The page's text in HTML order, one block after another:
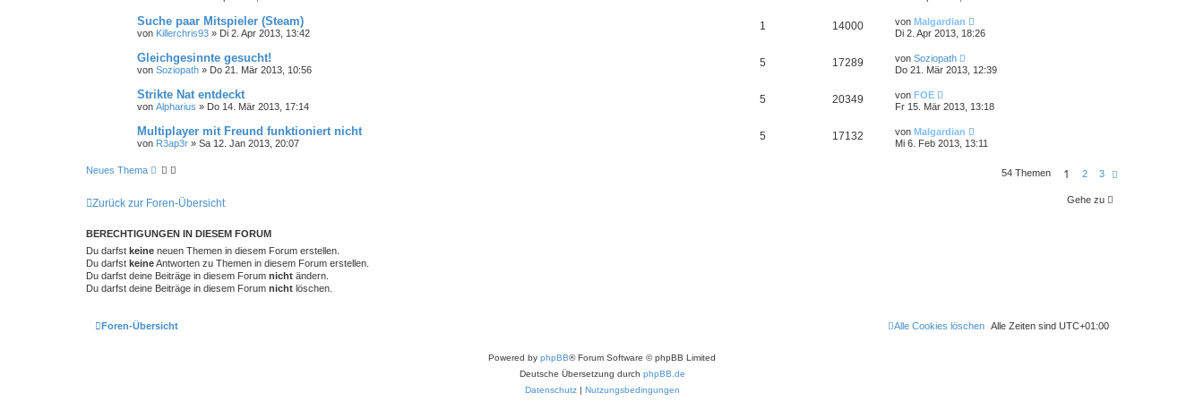
Suche paar Mitspieler (Steam)
von Killerchris93 » Di 2. Apr 2013, 13:42
1 14000 von Malgardian
Di 2. Apr 2013, 18:26
Gleichgesinnte gesucht!
von Soziopath » Do 21. Mär 2013, 10:56
5 17289 von Soziopath
Do 21. Mär 2013, 12:39
Strikte Nat entdeckt
von Alpharius » Do 14. Mär 2013, 17:14
5 20349 von FOE
Fr 15. Mär 2013, 13:18
Multiplayer mit Freund funktioniert nicht
von R3ap3r » Sa 12. Jan 2013, 20:07
5 17132 von Malgardian
Mi 6. Feb 2013, 13:11
Neues Thema 54 Themen 1 2 3
Zurück zur Foren-Übersicht Gehe zu
BERECHTIGUNGEN IN DIESEM FORUM
Du darfst keine neuen Themen in diesem Forum erstellen.
Du darfst keineAntworten zu Themen in diesem Forum erstellen.
Du darfst deine Beiträge in diesem Forum nicht ändern.
Du darfst deine Beiträge in diesem Forum nicht löschen.
Foren-Übersicht Alle Zeiten sind UTC+01:00
Alle Cookies löschen
Powered by phpBB® Forum Software © phpBB Limited
Deutsche Übersetzung durch phpBB.de
Datenschutz| Nutzungsbedingungen